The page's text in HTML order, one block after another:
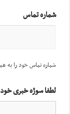
شماره تماس
شماره تماس خود را به
لطفا سوژه خبری خود